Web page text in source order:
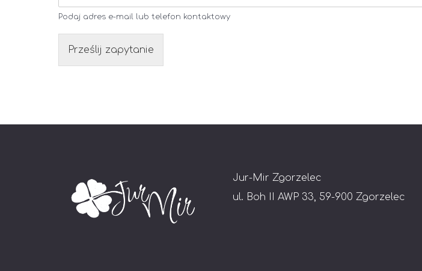
Podaj adres e-mail lub telefon kontaktowy
Prześlij zapytanie
Jur-Mir Zgorzelec
ul. Boh II AWP 33, 59-900 Zgorzelec